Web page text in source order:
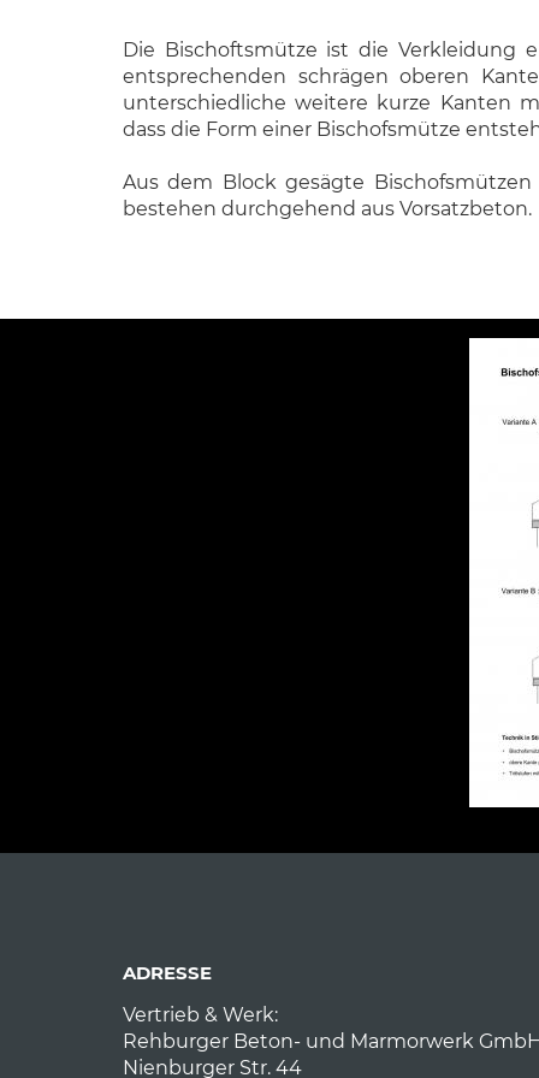
Die Bischoftsmütze ist die Verkleidung
entsprechenden schrägen oberen
unterschiedliche weitere kurze Kanten
dass die Form einer Bischofsmütze
Aus dem Block gesägte
bestehen durchgehend aus Vorsatzbeton.
ADRESSE
Vertrieb & Werk:
Rehburger Beton- und Marmorwerk GmbH
Nienburger Str. 44